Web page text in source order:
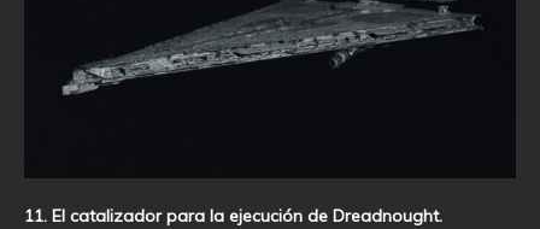
11. El catalizador para la ejecución de Dreadnought.